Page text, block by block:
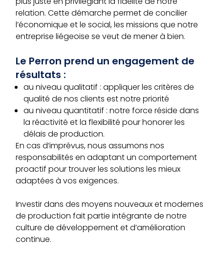
relation. Cette démarche permet de concilier
l’économique et le social, les missions que notre
entreprise liégeoise se veut de mener à bien.
Le Perron prend un engagement de
résultats :
au niveau qualitatif : appliquer les critères de
qualité de nos clients est notre priorité
au niveau quantitatif : notre force réside dans
la réactivité et la flexibilité pour honorer les
délais de production.
En cas d’imprévus, nous assumons nos
responsabilités en adaptant un comportement
proactif pour trouver les solutions les mieux
adaptées à vos exigences.
Investir dans des moyens nouveaux et modernes
de production fait partie intégrante de notre
culture de développement et d’amélioration
continue.